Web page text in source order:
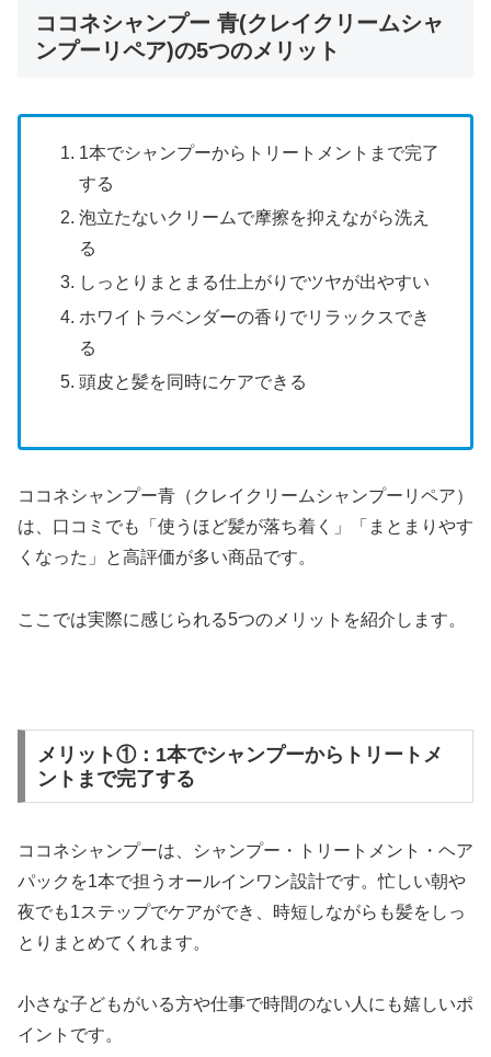
ココネシャンプー 青(クレイクリームシャ
ンプーリペア)の5つのメリット
1本でシャンプーからトリートメントまで完了
する
泡立たないクリームで摩擦を抑えながら洗え
る
しっとりまとまる仕上がりでツヤが出やすい
ホワイトラベンダーの香りでリラックスでき
る
頭皮と髪を同時にケアできる
ココネシャンプー青（クレイクリームシャンプーリペア）
は、口コミでも「使うほど髪が落ち着く」「まとまりやす
くなった」と高評価が多い商品です。
ここでは実際に感じられる5つのメリットを紹介します。
メリット①：1本でシャンプーからトリートメ
ントまで完了する
ココネシャンプーは、シャンプー・トリートメント・ヘア
パックを1本で担うオールインワン設計です。忙しい朝や
夜でも1ステップでケアができ、時短しながらも髪をしっ
とりまとめてくれます。
小さな子どもがいる方や仕事で時間のない人にも嬉しいポ
イントです。